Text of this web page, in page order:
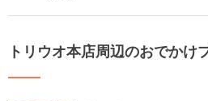
トリウオ本店周辺のおでかけ